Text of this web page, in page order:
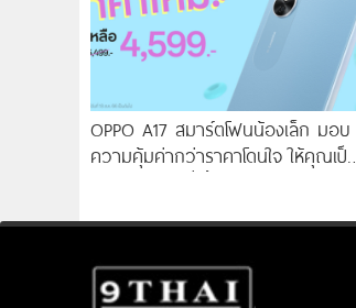
OPPO A17 สมาร์ตโฟนน้องเล็ก มอบ
ความคุ้มค่ากว่าราคาโดนใจ ให้คุณเป็น